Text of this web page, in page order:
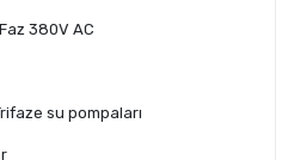
380V AC
su pompaları